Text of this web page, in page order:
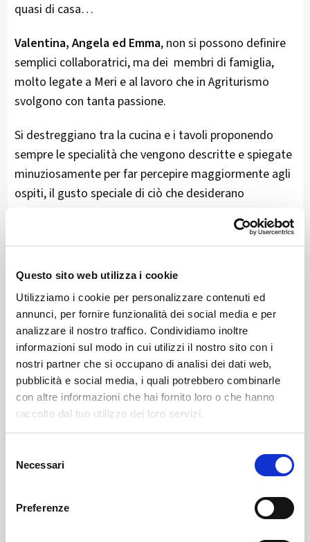
Questo sito web utilizza i cookie
Utilizziamo i cookie per personalizzare contenuti ed
annunci, per fornire funzionalità dei social media e per
analizzare il nostro traffico. Condividiamo inoltre
informazioni sul modo in cui utilizzi il nostro sito con i
nostri partner che si occupano di analisi dei dati web,
pubblicità e social media, i quali potrebbero combinarle
con altre informazioni che hai fornito loro o che hanno
raccolto dal tuo utilizzo dei loro servizi.
delNecessari
Preferenze
quasi di casa…
Valentina, Angela ed Emma, non si possono definire
semplici collaboratrici, ma dei membri di famiglia,
molto legate a Meri e al lavoro che in Agriturismo
svolgono con tanta passione.
Si destreggiano tra la cucina e i tavoli proponendo
sempre le specialità che vengono descritte e spiegate
minuziosamente per far percepire maggiormente agli
ospiti, il gusto speciale di ciò che desiderano
Mari è riuscita a creare un team molto affiatato a cui
traspare anche nel
cordiale.
Durante la bella stagione, il giovedì sera il Miarescia
propone un ricchissimo apericena (che possiamo
definire una vera e propria cena) a base di sciatt,
salumi, formaggi, stuzzicherie, antipasti di ogni
genere e dolce.
Quei momenti in cui gusti di tutto e soddisfi la tua
voglia di un apericena completo dalla A alla Z…vino
Il tutto accarezzato dalla piacevole brezza sempre